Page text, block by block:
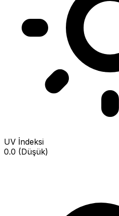
UV İndeksi
0.0 (Düşük)